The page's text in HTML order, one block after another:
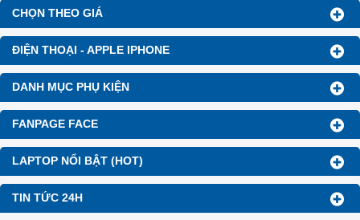
CHỌN THEO GIÁ
ĐIỆN THOẠI - APPLE IPHONE
DANH MỤC PHỤ KIỆN
FANPAGE FACE
LAPTOP NỔI BẬT (HOT)
TIN TỨC 24H